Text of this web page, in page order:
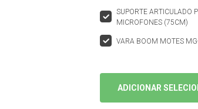
SUPORTE ARTICULADO
MICROFONES (75CM)
VARA BOOM MOTES
ADICIONAR